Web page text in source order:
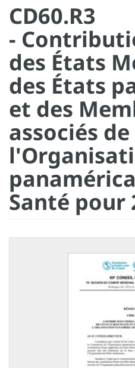
CD60.R3
-
des États
des États
et des
associés de
Santé pour